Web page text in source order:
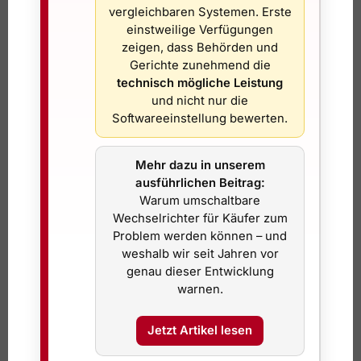
Wer hier ehrlich rechnet, spart sich spätere
Enttäuschungen. Ebenso wichtig ist diepassende
. Ein Modul, das sicher und im richtigen Winkel
montiert ist, arbeitet besser als eine improvisierte Lösung.
Beim Eigenverbrauch gilt dasselbe. Wenn der gesamte
Solarstrom mittags entsteht, aber niemand zuhause ist und
keine Grundlast vorhanden ist, sinkt der direkte Nutzen.
kleiner Speicherinteressant werden. Er ist
nicht in jedem Fall nötig, aber in manchen Haushalten
verbessert er die Wirtschaftlichkeit spürbar. Das gilt vor
allem dort, wo tagsüber produziert und erst gegen Abend
Für wen das besonders gut
Besonders interessant ist ein Balkonkraftwerk für
vergleichbaren Systemen. Erste
einstweilige Verfügungen
zeigen, dass Behörden und
Gerichte zunehmend die
technisch mögliche Leistung
und nicht nur die
Softwareeinstellung bewerten.
Mehr dazu in unserem
ausführlichen Beitrag:
Warum umschaltbare
Wechselrichter für Käufer zum
Problem werden können – und
weshalb wir seit Jahren vor
genau dieser Entwicklung
warnen.
Jetzt Artikel lesen